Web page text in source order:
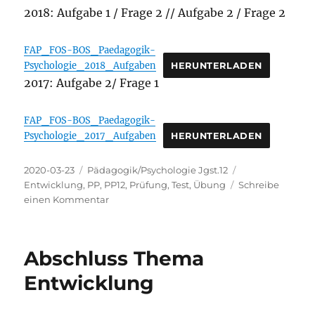
2018: Aufgabe 1 / Frage 2 // Aufgabe 2 / Frage 2
FAP_FOS-BOS_Paedagogik-
Psychologie_2018_Aufgaben
HERUNTERLADEN
2017: Aufgabe 2/ Frage 1
FAP_FOS-BOS_Paedagogik-
Psychologie_2017_Aufgaben
HERUNTERLADEN
Veröffentlicht
am
2020-03-23 Kategorien
Pädagogik/Psychologie Jgst.12
Entwicklung, PP, PP12, Prüfung,Test, Übung
Schreibe
einen Kommentarzu
Abschluss Thema
Entwicklung